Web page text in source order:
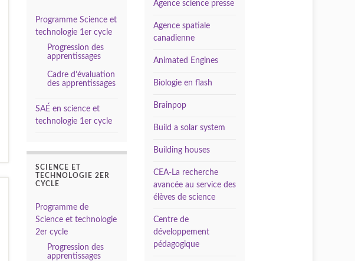
Programme Science et
technologie 1er cycle
Progression des
apprentissages
Cadre d’évaluation
des apprentissages
SAÉ en science et
technologie 1er cycle
SCIENCE ET
TECHNOLOGIE 2ER
CYCLE
Programme de
Science et technologie
2er cycle
Progression des
apprentissages
Agence science presse
Agence spatiale
canadienne
Animated Engines
Biologie en flash
Brainpop
Build a solar system
Building houses
CEA-La recherche
avancée au service des
élèves de science
Centre de
développement
pédagogique